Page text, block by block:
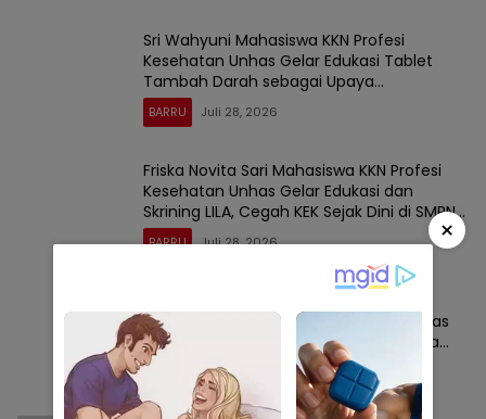
Sri Wahyuni Mahasiswa KKN Profesi
Kesehatan Unhas Gelar Edukasi Tablet
Tambah Darah sebagai Upaya
Pencegahan Stunting Sejak Dini di UPTD
SMP Negeri Satap 9 Barru
BARRU Juli 28, 2026
Friska Novita Sari Mahasiswa KKN Profesi
Kesehatan Unhas Gelar Edukasi dan
Skrining LILA, Cegah KEK Sejak Dini di SMPN
Satap 9 Barru
BARRU Juli 28, 2026
Mahasiswa KKN Profesi Kesehatan Unhas
Gelar Program Kerja ”Gerakan Bersama
Cuci Tangan Pintar”
Juli 28, 2026
×